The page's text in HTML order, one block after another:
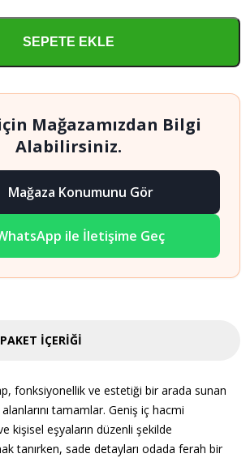
SEPETE EKLE
Mağazamızdan Bilgi
Alabilirsiniz.
Mağaza Konumunu Gör
ile İletişime Geç
PAKET İÇERIĞI
fonksiyonellik ve estetiği bir arada sunan
tamamlar. Geniş iç hacmi
kişisel eşyaların düzenli şekilde
tanırken, sade detayları odada ferah bir